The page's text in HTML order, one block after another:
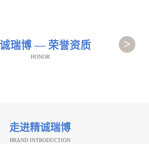
瑞博 — 荣誉资质
HONOR
>
走进精诚瑞博
BRAND INTRODUCTION